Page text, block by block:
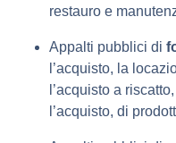
restauro e
Appalti pubblici di
l’acquisto, la
l’acquisto a
l’acquisto, di